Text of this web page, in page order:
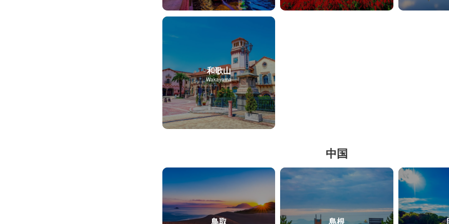
和歌山
Wakayama
中国
鳥取 島根